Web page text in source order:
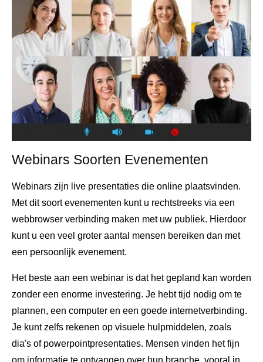
Webinars Soorten Evenementen
Webinars zijn live presentaties die online plaatsvinden.
Met dit soort evenementen kunt u rechtstreeks via een
webbrowser verbinding maken met uw publiek. Hierdoor
kunt u een veel groter aantal mensen bereiken dan met
een persoonlijk evenement.
Het beste aan een webinar is dat het gepland kan worden
zonder een enorme investering. Je hebt tijd nodig om te
plannen, een computer en een goede internetverbinding.
Je kunt zelfs rekenen op visuele hulpmiddelen, zoals
dia's of powerpointpresentaties. Mensen vinden het fijn
om informatie te ontvangen over hun branche, vooral in